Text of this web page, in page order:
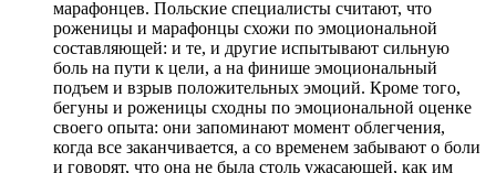
марафонцев. Польские специалисты считают, что
роженицы и марафонцы схожи по эмоциональной
составляющей: и те, и другие испытывают сильную
боль на пути к цели, а на финише эмоциональный
подъем и взрыв положительных эмоций. Кроме того,
бегуны и роженицы сходны по эмоциональной оценке
своего опыта: они запоминают момент облегчения,
когда все заканчивается, а со временем забывают о боли
и говорят, что она не была столь ужасающей, как им